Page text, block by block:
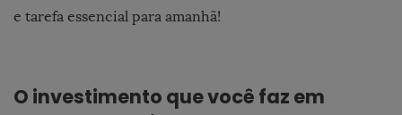
e tarefa essencial para amanhã!
O investimento que você faz em